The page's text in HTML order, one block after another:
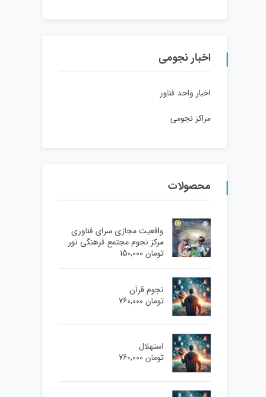
اخبار نجومی
اخبار واحد فناور
مراکز نجومی
محصولات
واقعیت مجازی سرای فناوری
مرکز نجوم مجتمع فرهنگی نور
تومان
نجوم قرآن
تومان
استهلال
تومان